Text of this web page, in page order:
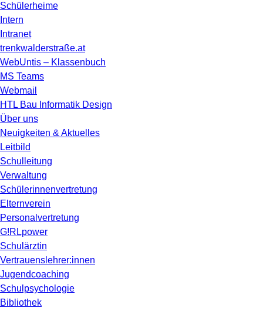
Schülerheime
Intern
Intranet
trenkwalderstraße.at
WebUntis – Klassenbuch
MS Teams
Webmail
HTL Bau Informatik Design
Über uns
Neuigkeiten & Aktuelles
Leitbild
Schulleitung
Verwaltung
Schülerinnenvertretung
Elternverein
Personalvertretung
G!RLpower
Schulärztin
Vertrauenslehrer:innen
Jugendcoaching
Schulpsychologie
Bibliothek